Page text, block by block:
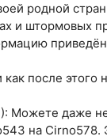
родной
и штормовых
приведён
как после этого
Можете даже
на Cirno578.